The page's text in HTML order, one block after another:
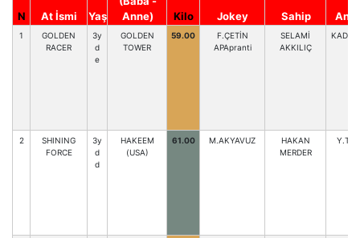
N At İsmi Yaş
Anne)
Kilo Jokey Sahip
1
GOLDEN
RACER
3y
d
e
GOLDEN
TOWER
59.00
F.ÇETİN
APApranti
SELAMİ
AKKILIÇ
2
SHINING
FORCE
3y
d
d
HAKEEM
(USA)
61.00 M.AKYAVUZ
HAKAN
MERDER